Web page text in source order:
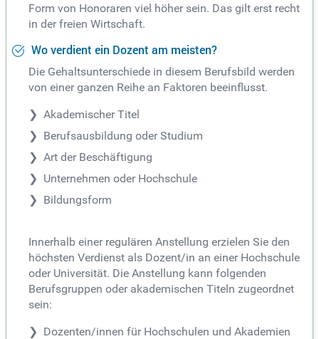
Form von Honoraren viel höher sein. Das gilt erst recht
in der freien Wirtschaft.
Wo verdient ein Dozent am meisten?
Die Gehaltsunterschiede in diesem Berufsbild werden
von einer ganzen Reihe an Faktoren beeinflusst.
Akademischer Titel
Berufsausbildung oder Studium
Art der Beschäftigung
Unternehmen oder Hochschule
Bildungsform
Innerhalb einer regulären Anstellung erzielen Sie den
höchsten Verdienst als Dozent/in an einer Hochschule
oder Universität. Die Anstellung kann folgenden
Berufsgruppen oder akademischen Titeln zugeordnet
sein:
Dozenten/innen für Hochschulen und Akademien